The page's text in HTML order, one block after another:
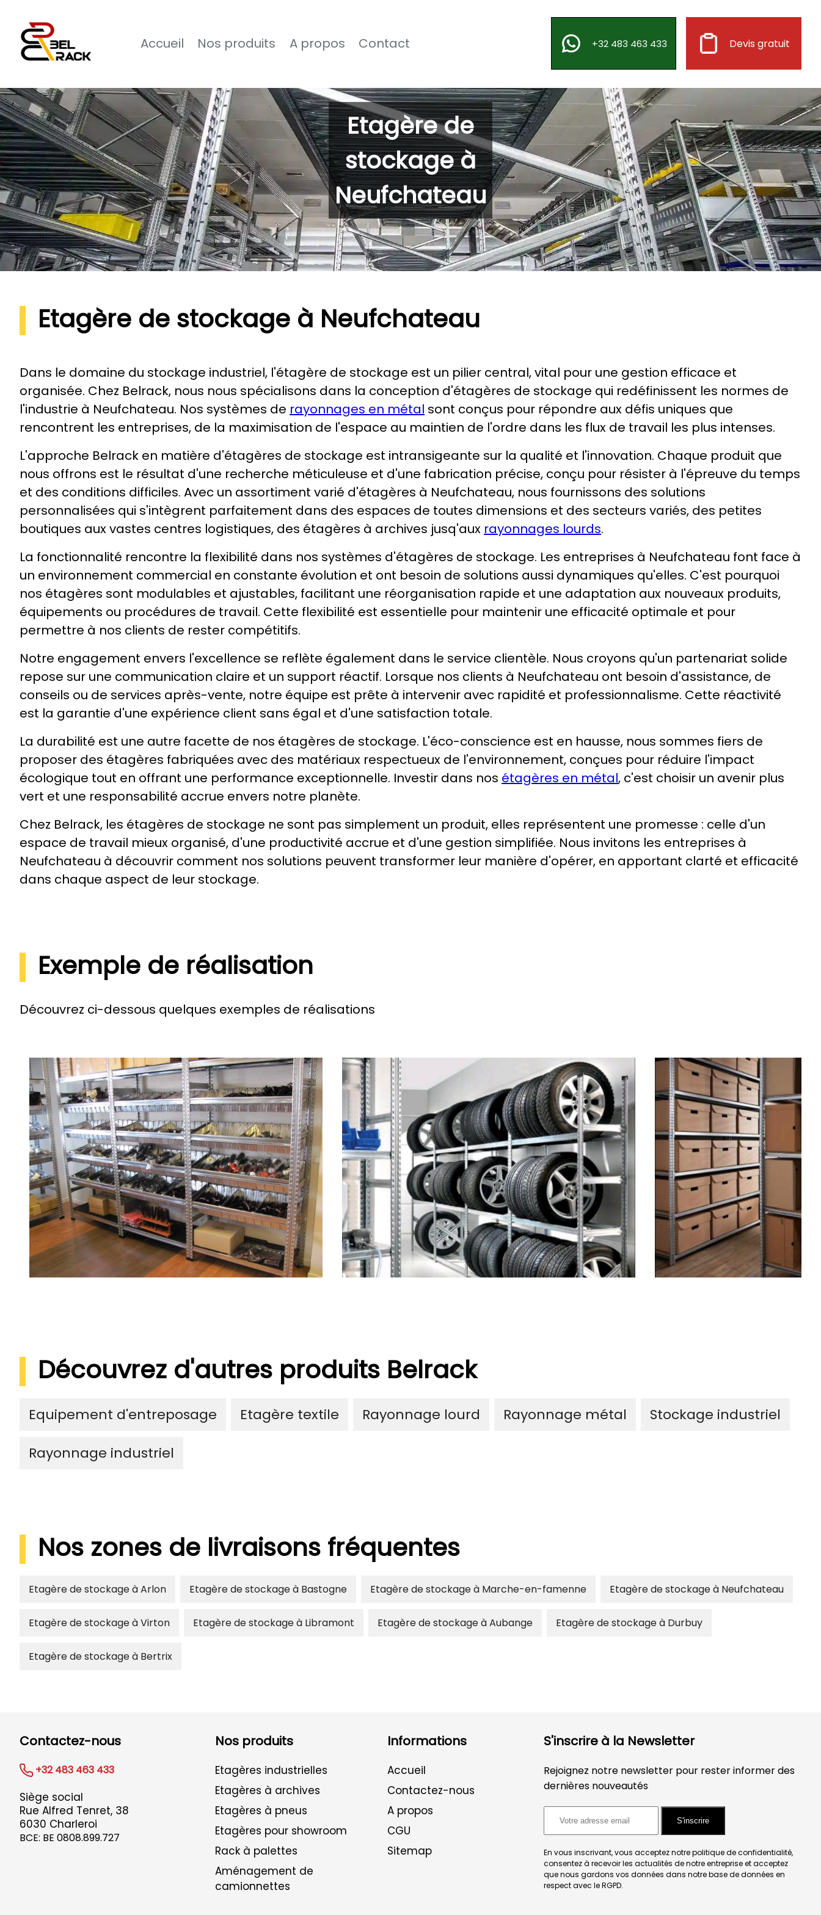
Accueil Nos produits A propos Contact +32 483 463 433 Devis gratuit
Etagère de
stockage à
Neufchateau
Etagère de stockage à Neufchateau
Dans le domaine du stockage industriel, l'étagère de stockage est un pilier central, vital pour une gestion efficace et
organisée. Chez Belrack, nous nous spécialisons dans la conception d'étagères de stockage qui redéfinissent les normes de
l'industrie à Neufchateau. Nos systèmes de rayonnages en métal sont conçus pour répondre aux défis uniques que
rencontrent les entreprises, de la maximisation de l'espace au maintien de l'ordre dans les flux de travail les plus intenses.
L'approche Belrack en matière d'étagères de stockage est intransigeante sur la qualité et l'innovation. Chaque produit que
nous offrons est le résultat d'une recherche méticuleuse et d'une fabrication précise, conçu pour résister à l'épreuve du temps
et des conditions difficiles. Avec un assortiment varié d'étagères à Neufchateau, nous fournissons des solutions
personnalisées qui s'intègrent parfaitement dans des espaces de toutes dimensions et des secteurs variés, des petites
boutiques aux vastes centres logistiques, des étagères à archives jusq'aux rayonnages lourds.
La fonctionnalité rencontre la flexibilité dans nos systèmes d'étagères de stockage. Les entreprises à Neufchateau font face à
un environnement commercial en constante évolution et ont besoin de solutions aussi dynamiques qu'elles. C'est pourquoi
nos étagères sont modulables et ajustables, facilitant une réorganisation rapide et une adaptation aux nouveaux produits,
équipements ou procédures de travail. Cette flexibilité est essentielle pour maintenir une efficacité optimale et pour
permettre à nos clients de rester compétitifs.
Notre engagement envers l'excellence se reflète également dans le service clientèle. Nous croyons qu'un partenariat solide
repose sur une communication claire et un support réactif. Lorsque nos clients à Neufchateau ont besoin d'assistance, de
conseils ou de services après-vente, notre équipe est prête à intervenir avec rapidité et professionnalisme. Cette réactivité
est la garantie d'une expérience client sans égal et d'une satisfaction totale.
La durabilité est une autre facette de nos étagères de stockage. L'éco-conscience est en hausse, nous sommes fiers de
proposer des étagères fabriquées avec des matériaux respectueux de l'environnement, conçues pour réduire l'impact
écologique tout en offrant une performance exceptionnelle. Investir dans nos étagères en métal, c'est choisir un avenir plus
vert et une responsabilité accrue envers notre planète.
Chez Belrack, les étagères de stockage ne sont pas simplement un produit, elles représentent une promesse : celle d'un
espace de travail mieux organisé, d'une productivité accrue et d'une gestion simplifiée. Nous invitons les entreprises à
Neufchateau à découvrir comment nos solutions peuvent transformer leur manière d'opérer, en apportant clarté et efficacité
dans chaque aspect de leur stockage.
Exemple de réalisation
Découvrez ci-dessous quelques exemples de réalisations
Découvrez d'autres produits Belrack
Equipement d'entreposage Etagère textile Rayonnage lourd Rayonnage métal Stockage industriel
Rayonnage industriel
Nos zones de livraisons fréquentes
Etagère de stockage à Arlon Etagère de stockage à Bastogne Etagère de stockage à Marche-en-famenne Etagère de stockage à Neufchateau
Etagère de stockage à Virton Etagère de stockage à Libramont Etagère de stockage à Aubange Etagère de stockage à Durbuy
Etagère de stockage à Bertrix
Contactez-nous
+32 483 463 433
Siège social
Rue Alfred Tenret, 38
6030 Charleroi
BCE: BE 0808.899.727
Nos produits
Etagères industrielles
Etagères à archives
Etagères à pneus
Etagères pour showroom
Rack à palettes
Aménagement de
camionnettes
Informations
Accueil
Contactez-nous
A propos
CGU
Sitemap
S'inscrire à la Newsletter
Rejoignez notre newsletter pour rester informer des
dernières nouveautés
S'inscrire
En vous inscrivant, vous acceptez notre politique de confidentialité,
consentez à recevoir les actualités de notre entreprise et acceptez
que nous gardons vos données dans notre base de données en
respect avec le RGPD.